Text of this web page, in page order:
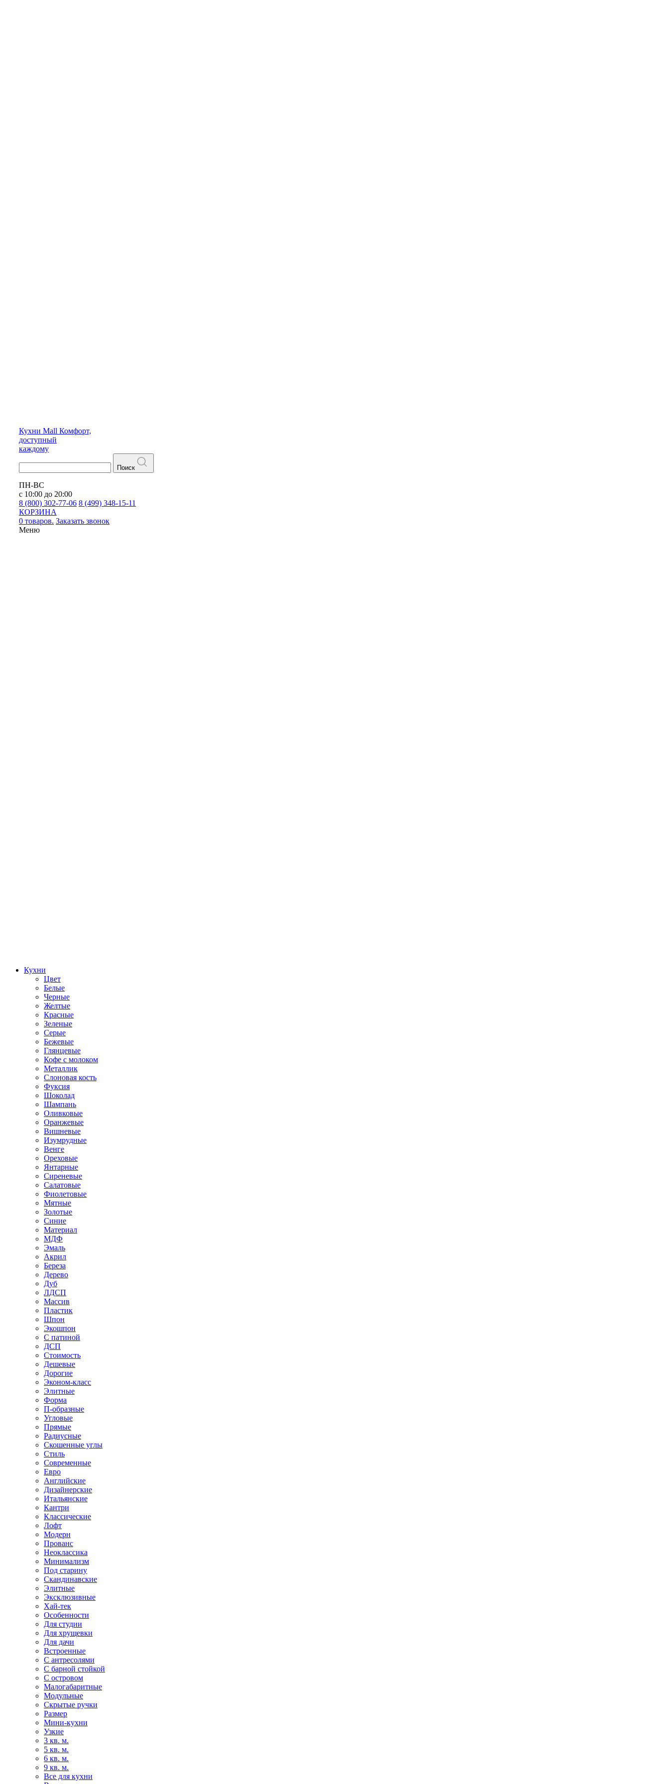
Кухни Mall Комфорт,
доступный
каждому
Поиск
ПН-ВС
с 10:00 до 20:00
8 (800) 302-77-06 8 (499) 348-15-11
КОРЗИНА
0 товаров. Заказать звонок
Меню
Кухни
Цвет
Белые
Черные
Желтые
Красные
Зеленые
Серые
Бежевые
Глянцевые
Кофе с молоком
Металлик
Слоновая кость
Фуксия
Шоколад
Шампань
Оливковые
Оранжевые
Вишневые
Изумрудные
Венге
Ореховые
Янтарные
Сиреневые
Салатовые
Фиолетовые
Мятные
Золотые
Синие
Материал
МДФ
Эмаль
Акрил
Береза
Дерево
Дуб
ЛДСП
Массив
Пластик
Шпон
Экошпон
С патиной
ДСП
Стоимость
Дешевые
Дорогие
Эконом-класс
Элитные
Форма
П-образные
Угловые
Прямые
Радиусные
Скошенные углы
Стиль
Современные
Евро
Английские
Дизайнерские
Итальянские
Кантри
Классические
Лофт
Модерн
Прованс
Неоклассика
Минимализм
Под старину
Скандинавские
Элитные
Эксклюзивные
Хай-тек
Особенности
Для студии
Для хрущевки
Для дачи
Встроенные
С антресолями
С барной стойкой
С островом
Малогабаритные
Модульные
Скрытые ручки
Размер
Мини-кухни
Узкие
3 кв. м.
5 кв. м.
6 кв. м.
9 кв. м.
Все для кухни